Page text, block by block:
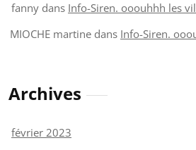
fanny dans Info-Siren. ooouhhh les
MIOCHE martine dans Info-Siren.
Archives
février 2023